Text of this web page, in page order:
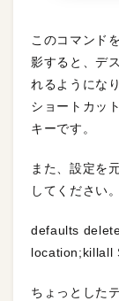
このコマンド
影すると、デ
れるようにな
ショートカッ
キーです。
また、設定を
してください。
defaults
location;killall
ちょっとした